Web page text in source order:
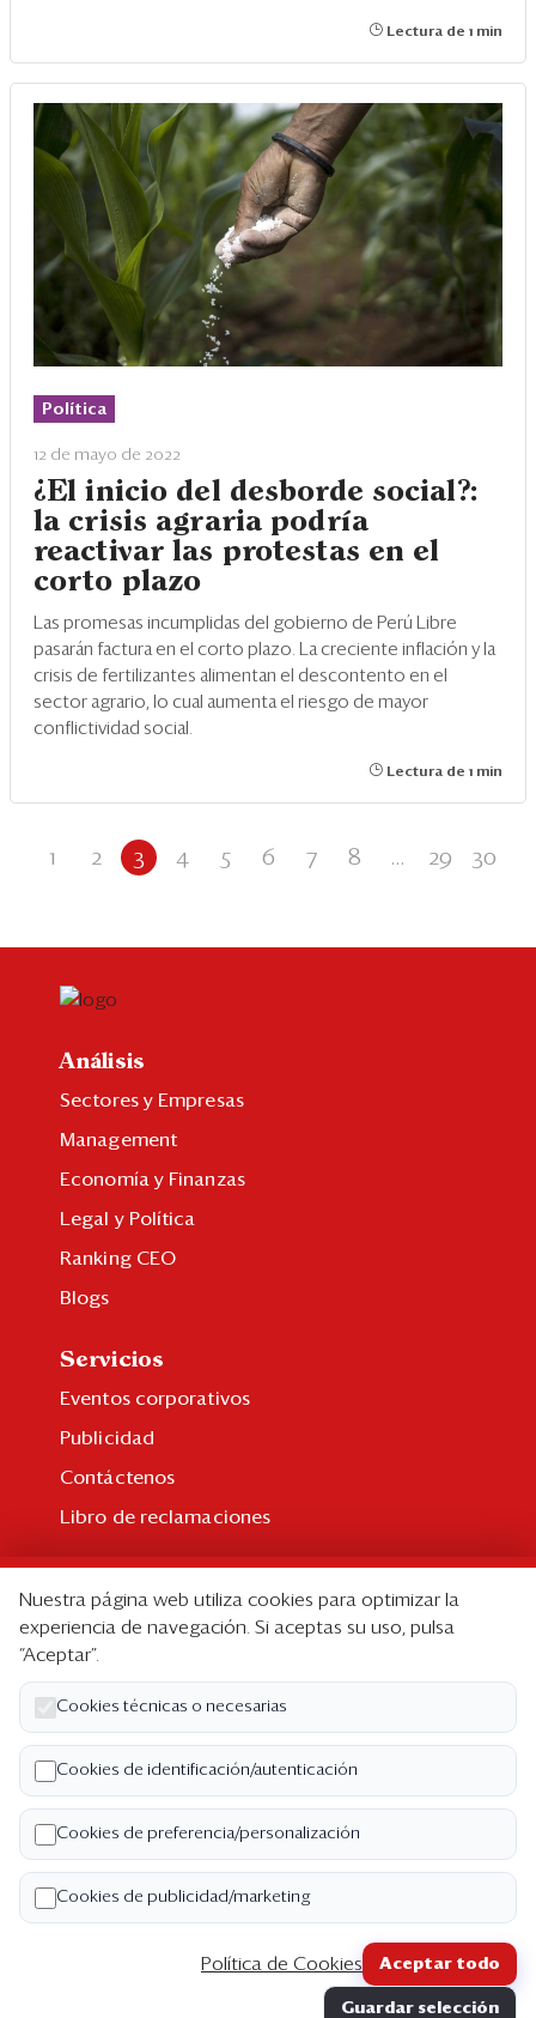
Lectura de 1 min
Política
12 de mayo de 2022
¿El inicio del desborde social?:
la crisis agraria podría
reactivar las protestas en el
corto plazo
Las promesas incumplidas del gobierno de Perú Libre
pasarán factura en el corto plazo. La creciente inflación y la
crisis de fertilizantes alimentan el descontento en el
sector agrario, lo cual aumenta el riesgo de mayor
conflictividad social.
Lectura de 1 min
1 2 3 4 5 6 7 8 ... 29 30
Análisis
Sectores y Empresas
Management
Economía y Finanzas
Legal y Política
Ranking CEO
Blogs
Servicios
Eventos corporativos
Publicidad
Contáctenos
Libro de reclamaciones
Suscripción individual
Paquetes corporativos
Edición Impresa
Nosotros
Quiénes somos
Código de ética
Términos y Condiciones
Copyright ©2026 Semana Económica. Todos los
Nuestra página web utiliza cookies para optimizar la
experiencia de navegación. Si aceptas su uso, pulsa
“Aceptar”.
Cookies técnicas o necesarias
Cookies de identificación/autenticación
Cookies de preferencia/personalización
Cookies de publicidad/marketing
Política de Cookies Aceptar todo
Guardar selección